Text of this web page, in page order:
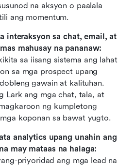
na aksyon o paalala
ang momentum.
interaksyon sa chat, email, at
sa iisang sistema ang lahat
sa mga prospect upang
gawain at kalituhan.
Lark ang mga chat, tala, at
ng kumpletong
koponan sa bawat yugto.
analytics upang unahin ang
priyoridad ang mga lead na